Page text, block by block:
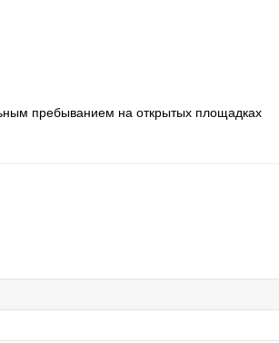
пребыванием на открытых площадках